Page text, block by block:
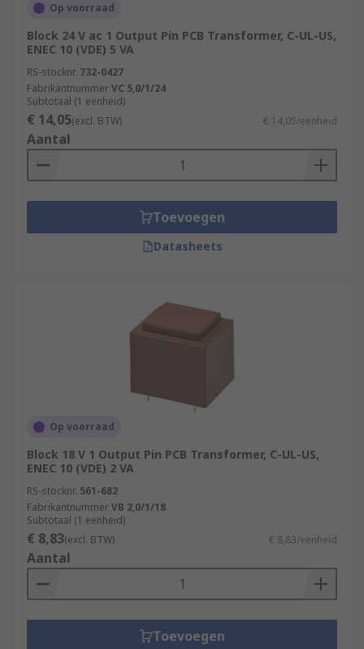
Op voorraad
Block 24 V ac 1 Output Pin PCB Transformer, C-UL-US,
ENEC 10 (VDE) 5 VA
RS-stocknr. 732-0427
FabrikantnummerVC 5,0/1/24
Subtotaal (1 eenheid)
€ 14,05(excl. BTW) € 14,05/eenheid
Aantal
Toevoegen
Datasheets
Op voorraad
Block 18 V 1 Output Pin PCB Transformer, C-UL-US,
ENEC 10 (VDE) 2 VA
RS-stocknr. 561-682
FabrikantnummerVB 2,0/1/18
Subtotaal (1 eenheid)
€ 8,83(excl. BTW) € 8,83/eenheid
Aantal
Toevoegen